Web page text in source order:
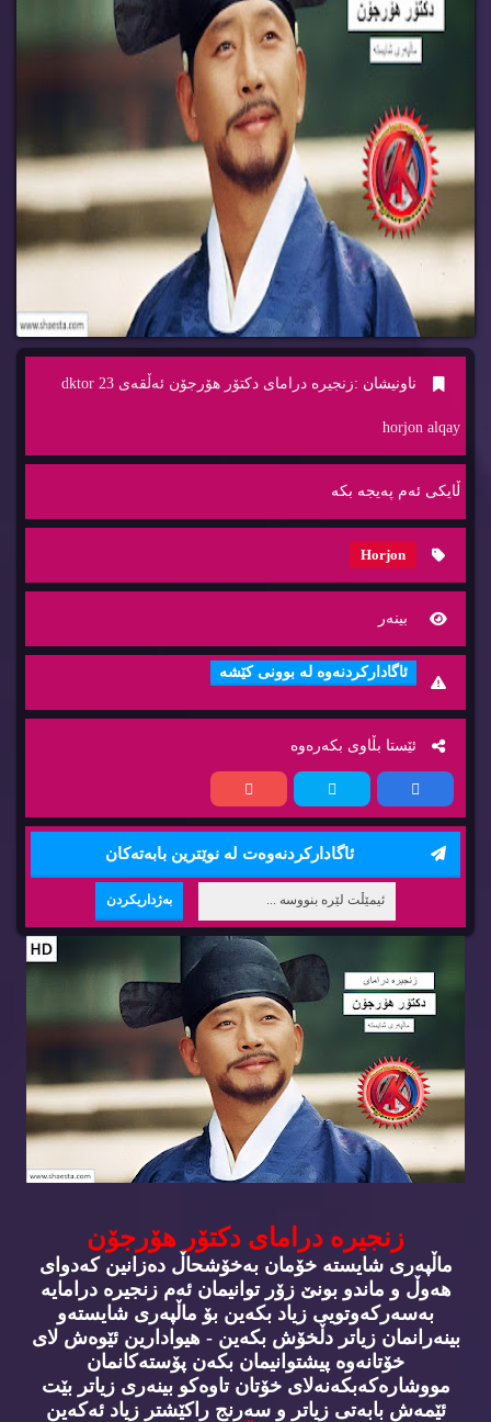
ناونیشان : زنجیره‌ درامای دكتۆر هۆرجۆن ئه‌ڵقه‌ی 23 dktor
horjon alqay
ڵایكی ئه‌م په‌یجه‌ بكه‌
Horjon
بینه‌ر
ئاگاداركردنه‌وه‌ له‌ بوونی كێشه‌
ئێستا بڵاوی بكه‌ره‌وه‌
ئاگاداركردنه‌وه‌ت له‌ نوێترین بابه‌ته‌كان
زنجیره‌ درامای دكتۆر هۆرجۆن
ماڵپه‌ری شایسته‌ خۆمان به‌خۆشحاڵ ده‌زانین كه‌دوای
هه‌وڵ و ماندو بونێ زۆر توانیمان ئه‌م زنجیره‌ درامایه‌
به‌سه‌ركه‌وتویی زیاد بكه‌ین بۆ ماڵپه‌ری شایسته‌و
بینه‌رانمان زیاتر دڵخۆش بكه‌ین - هیوادارین ئێوه‌ش لای
خۆتانه‌وه‌ پیشتوانیمان بكه‌ن پۆسته‌كانمان
مووشاره‌كه‌بكه‌نه‌لای خۆتان تاوه‌كو بینه‌ری زیاتر بێت
ئێمه‌ش بابه‌تی زیاتر و سه‌رنج راكێشتر زیاد ئه‌كه‌ین